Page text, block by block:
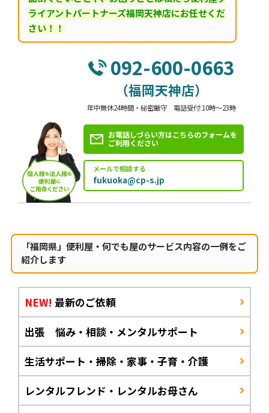
ライアントパートナーズ福岡天神店にお任せくだ
さい！！
092-600-0663
（福岡天神店）
年中無休24時間・秘密厳守 電話受付:10時～23時
お電話しづらい方はこちらのフォームを
ご利用ください
メールで相談する
fukuoka@cp-s.jp
「福岡県」便利屋・何でも屋のサービス内容の一例をご
紹介します
NEW! 最新のご依頼
出張 悩み・相談・メンタルサポート
生活サポート・掃除・家事・子育・介護
レンタルフレンド・レンタルお母さん